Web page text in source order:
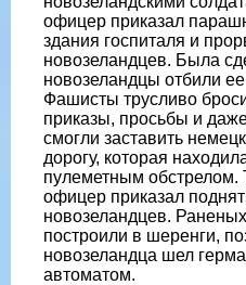
офицер приказал
здания госпиталя и
новозеландцев. Была
новозеландцы отбили
Фашисты трусливо
приказы, просьбы и
смогли заставить
дорогу, которая
пулеметным обстрелом.
офицер приказал
новозеландцев.
построили в шеренги,
новозеландца шел
автоматом.